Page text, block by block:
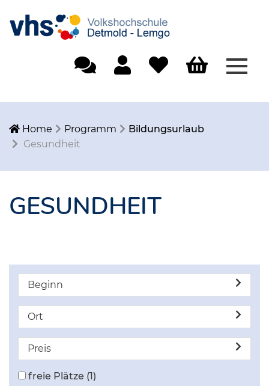
Home Programm
Bildungsurlaub
Gesundheit
GESUNDHEIT
Beginn
Ort
Preis
freie Plätze (1)